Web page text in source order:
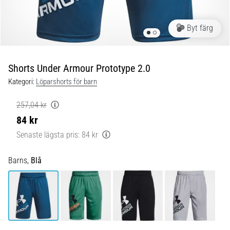
löpning
beeptest:
är
de
och
hur
genomförs
de?
testar
shuttle
run
snabbhet,
smidighet
och
Byt färg
Shorts Under Armour Prototype 2.0
Kategori: Löparshorts för barn
257,04 kr
84 kr
Senaste lägsta pris: 84 kr
Barns, Blå